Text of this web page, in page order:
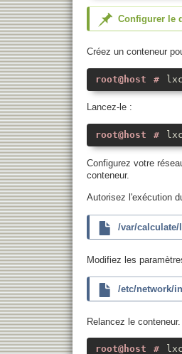
Configurer le
Créez un conteneur
Lancez-le :
Configurez votre
conteneur.
Autorisez l'exécution
/var/
Modifiez les
/etc/network/
Relancez le conteneur.